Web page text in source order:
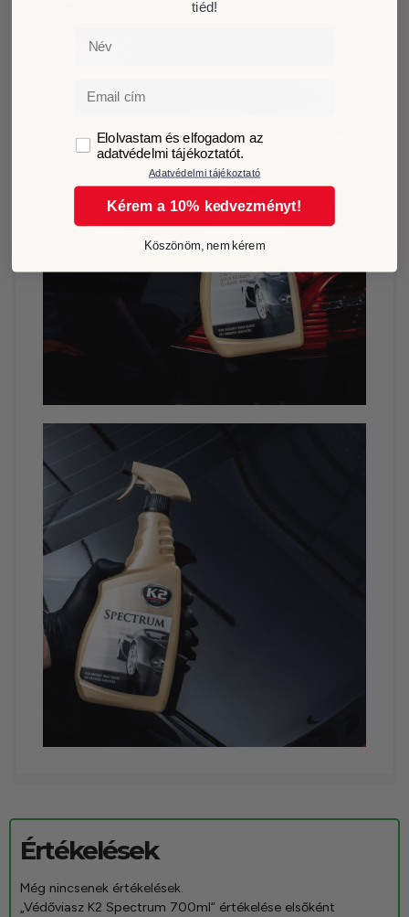
Értékelések
Még nincsenek értékelések.
„Védőviasz K2 Spectrum 700ml” értékelése elsőként
tiéd!
Név
Email
GDPRElolvastam és elfogadom az
adatvédelmi tájékoztatót.
Adatvédelmi tájékoztató
Kérem a 10% kedvezményt!
Köszönöm, nem kérem